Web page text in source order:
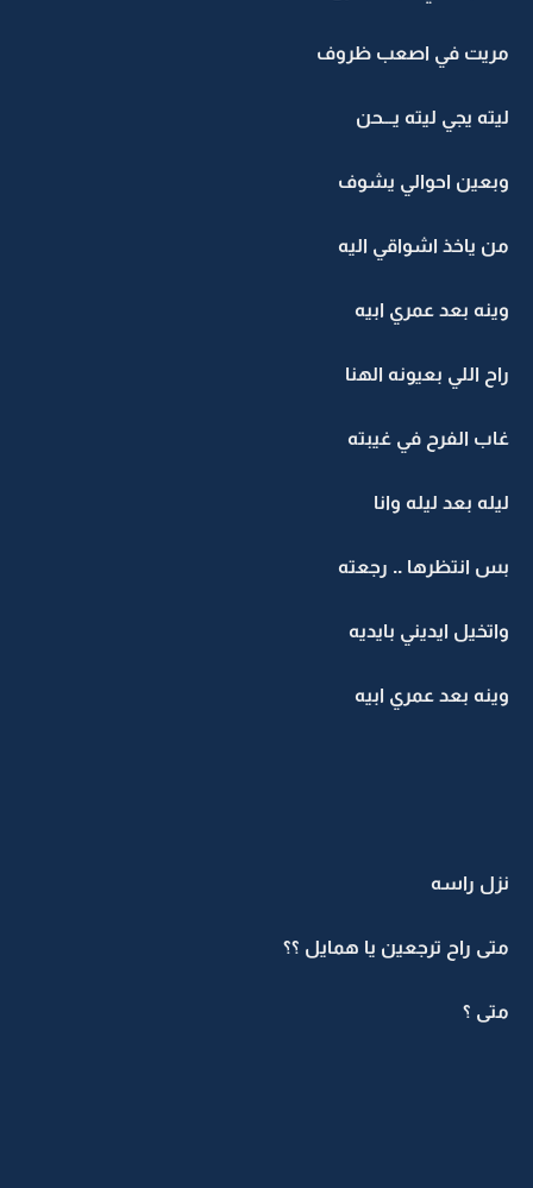
مريت في اصعب ظروف
ليته يجي ليته يـــحن
وبعين احوالي يشوف
من ياخذ اشواقي اليه
وينه بعد عمري ابيه
راح اللي بعيونه الهنا
غاب الفرح في غيبته
ليله بعد ليله وانا
بس انتظرها .. رجعته
واتخيل ايديني بايديه
وينه بعد عمري ابيه
نزل راسه
متى راح ترجعين يا همايل ؟؟
متى ؟